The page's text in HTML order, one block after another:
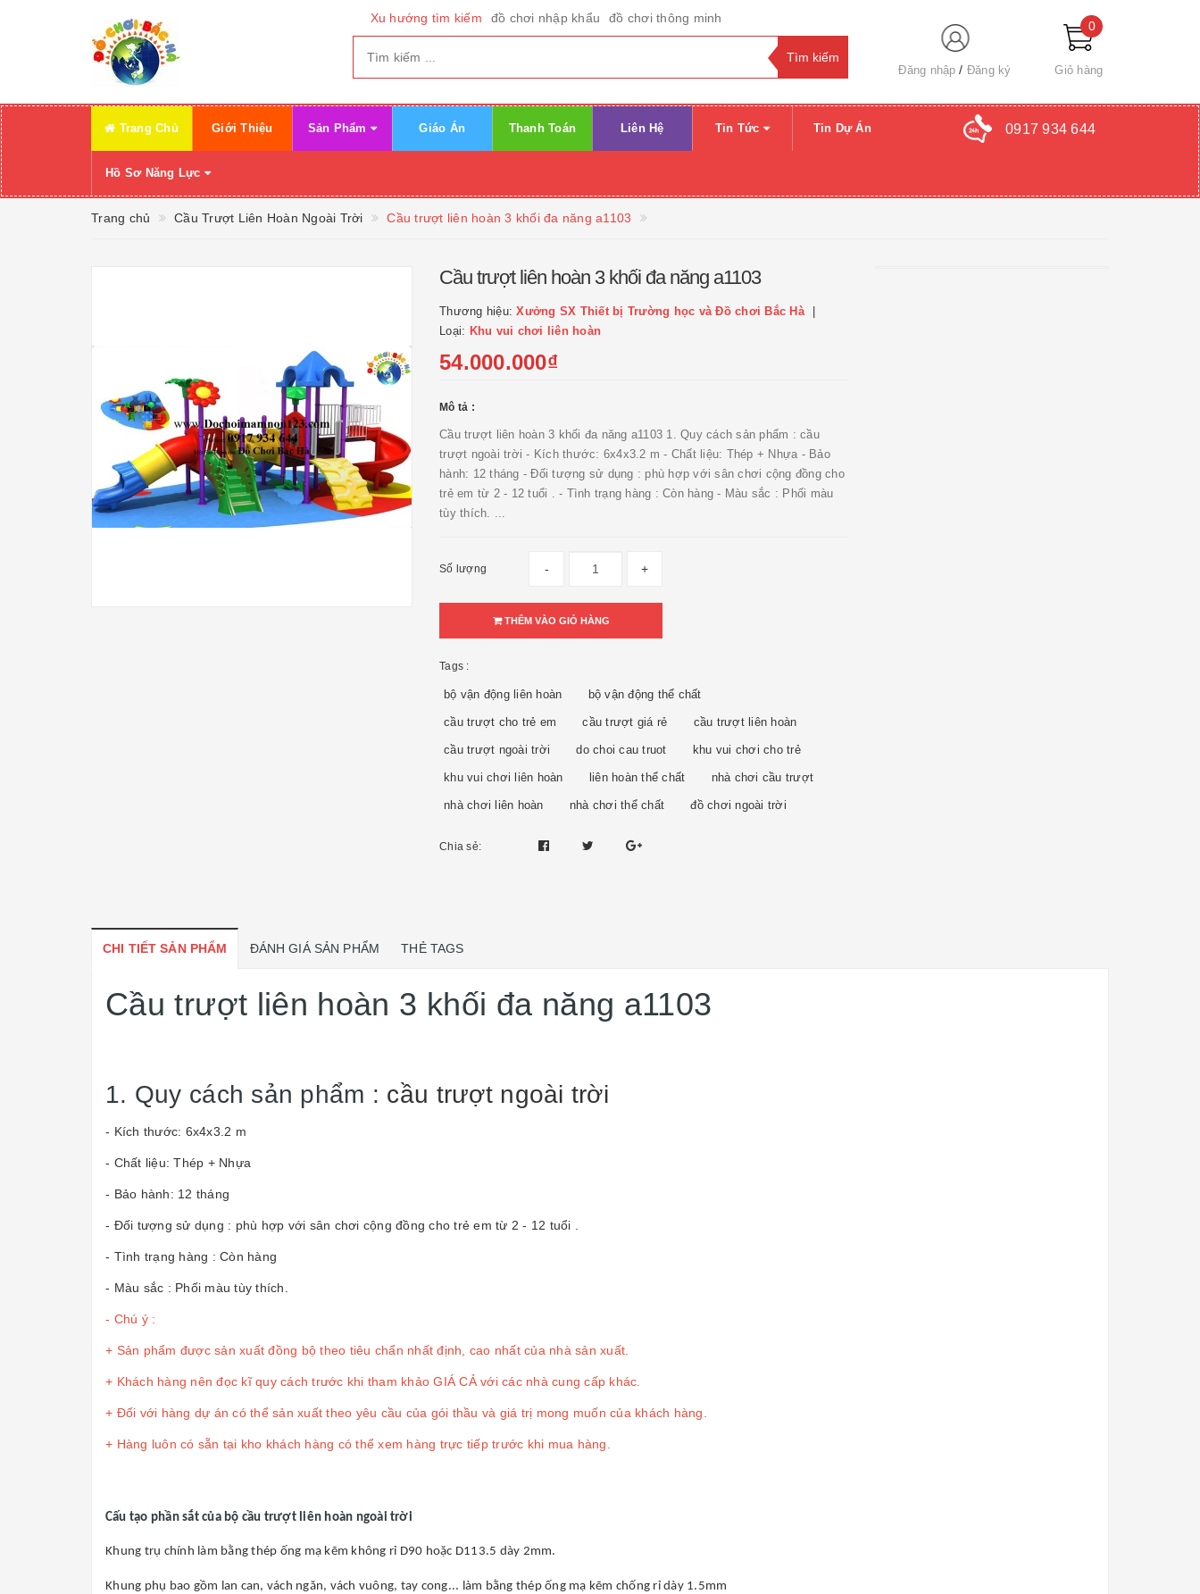
Xu hướng tìm kiếm đồ chơi nhập khẩu đồ chơi thông minh
Đăng nhập Đăng ký
0
Giỏ hàng
Trang Chủ Giới Thiệu Sản Phẩm Giáo Án Thanh Toán Liên Hệ Tin Tức Tin Dự Án
Hồ Sơ Năng Lực
0917 934 644
Trang chủ Cầu Trượt Liên Hoàn Ngoài Trời Cầu trượt liên hoàn 3 khối đa năng a1103
Cầu trượt liên hoàn 3 khối đa năng a1103
Thương hiệu:Xưởng SX Thiết bị Trường học và Đồ chơi Bắc Hà
Loại: Khu vui chơi liên hoàn
54.000.000₫
Mô tả :
Cầu trượt liên hoàn 3 khối đa năng a1103 1. Quy cách sản phẩm : cầu
trượt ngoài trời - Kích thước: 6x4x3.2 m - Chất liệu: Thép + Nhựa - Bảo
hành: 12 tháng - Đối tượng sử dụng : phù hợp với sân chơi cộng đồng cho
trẻ em từ 2 - 12 tuổi . - Tình trạng hàng : Còn hàng - Màu sắc : Phối màu
tùy thích. ...
Số lượng - +
THÊM VÀO GIỎ HÀNG
Tags :
bộ vận động liên hoàn bộ vận động thể chất
cầu trượt cho trẻ em cầu trượt giá rẻ cầu trượt liên hoàn
cầu trượt ngoài trời do choi cau truot khu vui chơi cho trẻ
khu vui chơi liên hoàn liên hoàn thể chất nhà chơi cầu trượt
nhà chơi liên hoàn nhà chơi thể chất đồ chơi ngoài trời
Chia sẻ:
CHI TIẾT SẢN PHẨM ĐÁNH GIÁ SẢN PHẨM THẺ TAGS
Cầu trượt liên hoàn 3 khối đa năng a1103
1. Quy cách sản phẩm : cầu trượt ngoài trời
- Kích thước: 6x4x3.2 m
- Chất liệu: Thép + Nhựa
- Bảo hành: 12 tháng
- Đối tượng sử dụng : phù hợp với sân chơi cộng đồng cho trẻ em từ 2 - 12 tuổi .
- Tình trạng hàng : Còn hàng
- Màu sắc : Phối màu tùy thích.
- Chú ý :
+ Sản phẩm được sản xuất đồng bộ theo tiêu chẩn nhất định, cao nhất của nhà sản xuất.
+ Khách hàng nên đọc kĩ quy cách trước khi tham khảo GIÁ CẢ với các nhà cung cấp khác.
+ Đối với hàng dự án có thể sản xuất theo yêu cầu của gói thầu và giá trị mong muốn của khách hàng.
+ Hàng luôn có sẵn tại kho khách hàng có thể xem hàng trực tiếp trước khi mua hàng.
Cấu tạo phần sắt của bộ cầu trượt liên hoàn ngoài trời
Khung trụ chính làm bằng thép ống mạ kẽm không rỉ D90 hoặc D113.5 dày 2mm.
Khung phụ bao gồm lan can, vách ngăn, vách vuông, tay cong... làm bằng thép ống mạ kẽm chống rỉ dày 1.5mm